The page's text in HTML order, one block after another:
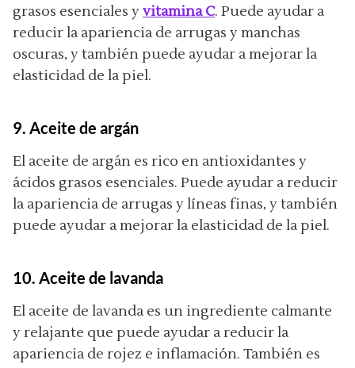
grasos esenciales yvitamina C. Puede ayudar a
reducir la apariencia de arrugas y manchas
oscuras, y también puede ayudar a mejorar la
elasticidad de la piel.
9. Aceite de argán
El aceite de argán es rico en antioxidantes y
ácidos grasos esenciales. Puede ayudar a reducir
la apariencia de arrugas y líneas finas, y también
puede ayudar a mejorar la elasticidad de la piel.
10. Aceite de lavanda
El aceite de lavanda es un ingrediente calmante
y relajante que puede ayudar a reducir la
apariencia de rojez e inflamación. También es